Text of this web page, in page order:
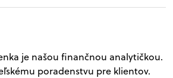
je našou finančnou analytičkou.
poradenstvu pre klientov.